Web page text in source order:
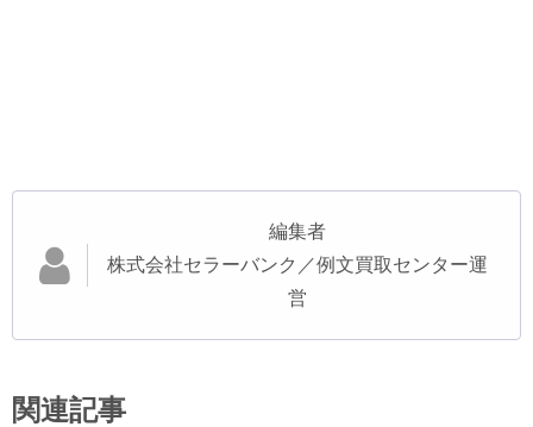
編集者
株式会社セラーバンク／例文買取センター運
営
関連記事